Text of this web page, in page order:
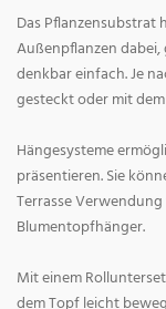
Das Pflanzensubstrat
Außenpflanzen
denkbar einfach. Je
gesteckt oder mit
Hängesysteme
präsentieren. Sie
Terrasse
Blumentopfhänger.
Mit einem